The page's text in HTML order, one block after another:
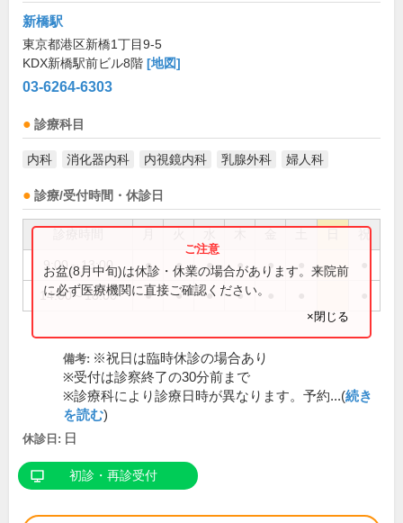
新橋駅
東京都港区新橋1丁目9-5
KDX新橋駅前ビル8階 [地図]
03-6264-6303
診療科目
内科 消化器内科 内視鏡内科 乳腺外科 婦人科
診療/受付時間・休診日
祝
9:00～13:00 ● ● ● ● ●
14:00～18:00 ● ● ● ●
お盆(8月中旬)は休診・休業の場合があります。来院前
に必ず医療機関に直接ご確認ください。
×閉じる
備考: ※祝日は臨時休診の場合あり
※受付は診察終了の30分前まで
※診療科により診療日時が異なります。予約...(続き
を読む)
休診日: 日
初診・再診受付